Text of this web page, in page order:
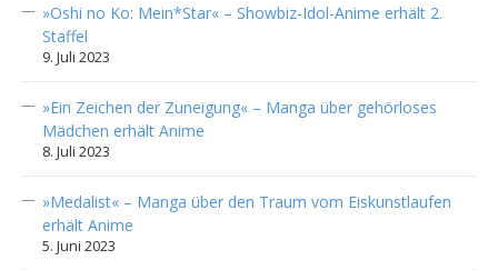
»Oshi no Ko: Mein*Star« – Showbiz-Idol-Anime erhält 2.
Staffel
9. Juli 2023
»Ein Zeichen der Zuneigung« – Manga über gehörloses
Mädchen erhält Anime
8. Juli 2023
»Medalist« – Manga über den Traum vom Eiskunstlaufen
erhält Anime
5. Juni 2023